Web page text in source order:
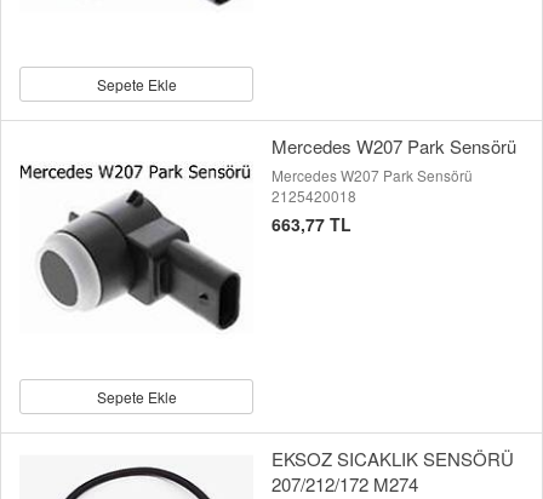
Sepete Ekle
Sepete Ekle
Mercedes W207 Park Sensörü
Mercedes W207 Park Sensörü
2125420018
663,77 TL
EKSOZ SICAKLIK SENSÖRÜ
207/212/172 M274